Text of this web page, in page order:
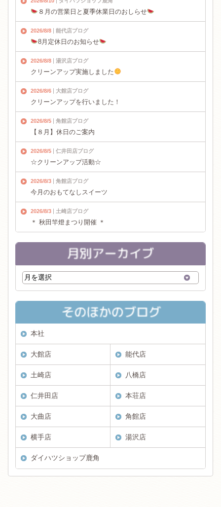
８月の営業日と夏季休業日のおしらせ
2026/8/8 能代店ブログ
8月定休日のお知らせ
2026/8/8 湯沢店ブログ
クリーンアップ実施しました
2026/8/6 大館店ブログ
クリーンアップを行いました！
2026/8/5 角館店ブログ
【８月】休日のご案内
2026/8/5 仁井田店ブログ
☆クリーンアップ活動☆
2026/8/3 角館店ブログ
今月のおもてなしスイーツ
2026/8/3 土崎店ブログ
＊ 秋田竿燈まつり開催 ＊
本社
大館店 能代店
土崎店 八橋店
仁井田店 本荘店
大曲店 角館店
横手店 湯沢店
ダイハツショップ鹿角